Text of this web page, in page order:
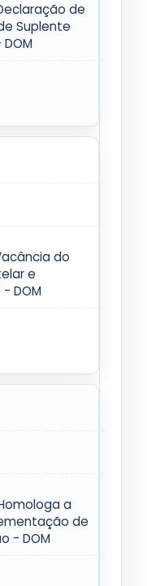
de
Suplente
do
e
DOM
a
de
- DOM